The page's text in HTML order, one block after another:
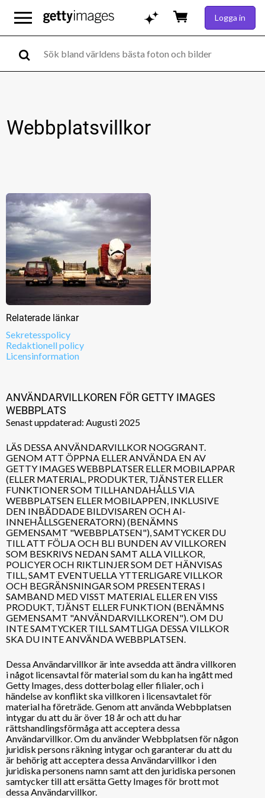
Logga in
Webbplatsvillkor
Relaterade länkar
Sekretesspolicy
Redaktionell policy
Licensinformation
ANVÄNDARVILLKOREN FÖR GETTY IMAGES
WEBBPLATS
Senast uppdaterad: Augusti 2025
LÄS DESSA ANVÄNDARVILLKOR NOGGRANT.
GENOM ATT ÖPPNA ELLER ANVÄNDA EN AV
GETTY IMAGES WEBBPLATSER ELLER MOBILAPPAR
(ELLER MATERIAL, PRODUKTER, TJÄNSTER ELLER
FUNKTIONER SOM TILLHANDAHÅLLS VIA
WEBBPLATSEN ELLER MOBILAPPEN, INKLUSIVE
DEN INBÄDDADE BILDVISAREN OCH AI-
INNEHÅLLSGENERATORN) (BENÄMNS
GEMENSAMT "WEBBPLATSEN"), SAMTYCKER DU
TILL ATT FÖLJA OCH BLI BUNDEN AV VILLKOREN
SOM BESKRIVS NEDAN SAMT ALLA VILLKOR,
POLICYER OCH RIKTLINJER SOM DET HÄNVISAS
TILL, SAMT EVENTUELLA YTTERLIGARE VILLKOR
OCH BEGRÄNSNINGAR SOM PRESENTERAS I
SAMBAND MED VISST MATERIAL ELLER EN VISS
PRODUKT, TJÄNST ELLER FUNKTION (BENÄMNS
GEMENSAMT "ANVÄNDARVILLKOREN"). OM DU
INTE SAMTYCKER TILL SAMTLIGA DESSA VILLKOR
SKA DU INTE ANVÄNDA WEBBPLATSEN.
Dessa Användarvillkor är inte avsedda att ändra villkoren
i något licensavtal för material som du kan ha ingått med
Getty Images, dess dotterbolag eller filialer, och i
händelse av konflikt ska villkoren i licensavtalet för
material ha företräde. Genom att använda Webbplatsen
intygar du att du är över 18 år och att du har
rättshandlingsförmåga att acceptera dessa
Användarvillkor. Om du använder Webbplatsen för någon
juridisk persons räkning intygar och garanterar du att du
är behörig att acceptera dessa Användarvillkor i den
juridiska personens namn samt att den juridiska personen
samtycker till att ersätta Getty Images för brott mot
dessa Användarvillkor.